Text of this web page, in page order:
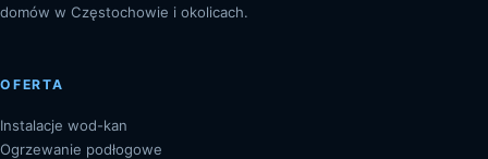
domów w Częstochowie i okolicach.
OFERTA
Instalacje wod-kan
Ogrzewanie podłogowe